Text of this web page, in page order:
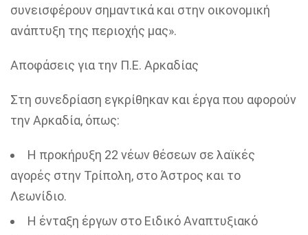
συνεισφέρουν σημαντικά και στην οικονομική
ανάπτυξη της περιοχής μας».
Αποφάσεις για την Π.Ε. Αρκαδίας
Στη συνεδρίαση εγκρίθηκαν και έργα που αφορούν
την Αρκαδία, όπως:
Η προκήρυξη 22 νέων θέσεων σε λαϊκές
αγορές στην Τρίπολη, στο Άστρος και το
Λεωνίδιο.
Η ένταξη έργων στο Ειδικό Αναπτυξιακό